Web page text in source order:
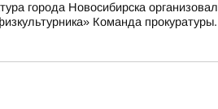
города Новосибирска
Команда